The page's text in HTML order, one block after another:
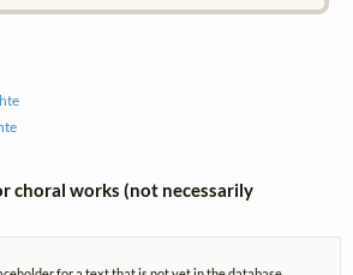
choral works (not necessarily